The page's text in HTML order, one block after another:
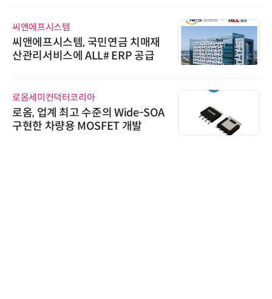
치매재
공급
SOA
발
다래전략사업화센터
다래전략사업화센터, 'BIO
026'서 글로벌 빅파마와의
스 미팅 지원…K-바이오
비쉐이, 모든 주요 리모컨
원하는 TSOP15300 시리
신기 출시